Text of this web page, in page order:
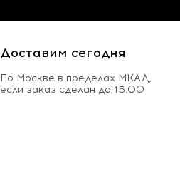
Доставим сегодня
По Москве в пределах МКАД,
если заказ сделан до 15.00